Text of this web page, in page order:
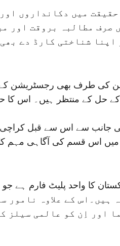
میں دکانداروں
صرف مطالبہ بروقت اور
اپنا شناختی کارڈ دے
طرف بھی رجسٹریشن کے
کے منتظر ہیں۔ اس کا حل
جانب سے اس سے قبل کراچی
اس قسم کی آگاہی مہم کا
ہیں۔اس کے علاوہ
اور اِن کو عالمی سیلز